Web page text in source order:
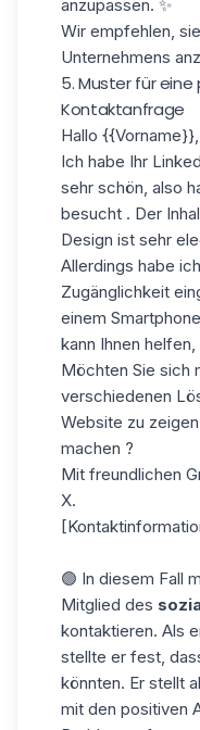
anzupassen. ✨
Wir empfehlen,
Unternehmens
5. Muster für eine
Kontaktanfrage
Hallo {{Vorname}},
Ich habe Ihr
sehr schön, also
besucht . Der
Design ist sehr
Allerdings habe
Zugänglichkeit
einem
kann Ihnen
Möchten Sie sich
verschiedenen
Website zu
machen ?
Mit freundlichen
X.
🟢 In diesem Fall
Mitglied des
kontaktieren. Als
stellte er fest,
könnten. Er stellt
mit den positiven